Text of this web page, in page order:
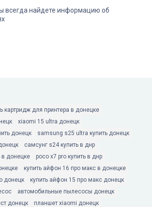
всегда найдете информацию об
картридж для принтера в донецке
xiaomi 15 ultra донецк
донецк
samsung s25 ultra купить донецк
самсунг s24 купить в днр
в донецке
poco x7 pro купить в днр
купить айфон 16 про макс в донецке
донецк
купить айфон 15 про макс донецк
автомобильные пылесосы донецк
донецк
планшет xiaomi донецк